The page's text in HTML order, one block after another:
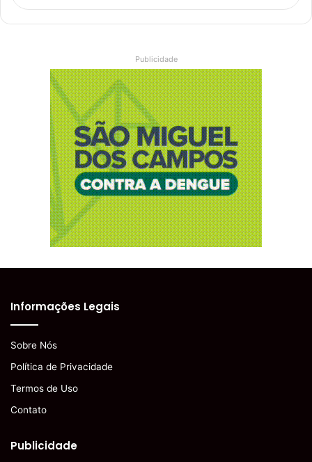
Publicidade
Informações Legais
Sobre Nós
Política de Privacidade
Termos de Uso
Contato
Publicidade